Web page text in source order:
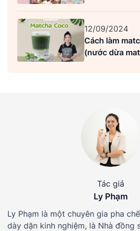
12/09/2024
Cách làm
(nước dừa
Tác giả
Ly Phạm
Ly Phạm là một chuyên gia pha
dày dặn kinh nghiệm, là Nhà đồng